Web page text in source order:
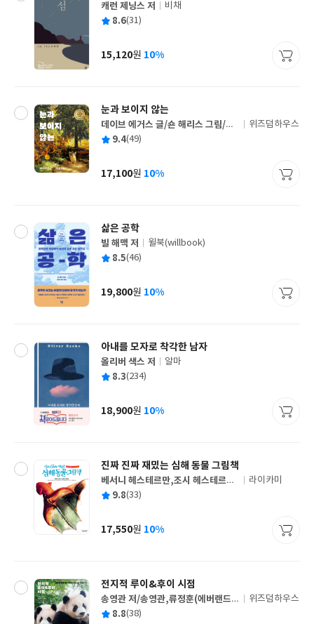
글
쓴
캐런 제닝스 저
출
사
비채
평 8.6(31)
가
15,120원 10%
눈과 보이지 않는
글
쓴
데이브 에거스 글/숀 해리스 그림/송
섬별 역
출
사
위즈덤하우스
평 9.4(49)
가
17,100원 10%
삶은 공학
글
쓴
빌 해맥 저
출
사
윌북(willbook)
평 8.5(46)
가
19,800원 10%
아내를 모자로 착각한 남자
글
쓴
올리버 색스 저
출
사
알마
평 8.3(234)
가
18,900원 10%
진짜 진짜 재밌는 심해 동물 그림책
글
쓴
베서니 헤스테르만,조시 헤스테르만
글/발 발레르추크 그림/김맑아 역
출
사
라이카미
평 9.8(33)
가
17,550원 10%
전지적 루이&후이 시점
글
쓴
송영관 저/송영관,류정훈(에버랜드
커뮤니케이션 그룹) 사진
출
위즈덤하우스
평 8.8(38)